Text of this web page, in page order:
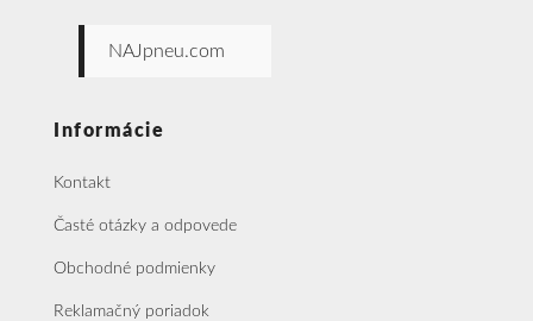
NAJpneu.com
Informácie
Kontakt
Časté otázky a odpovede
Obchodné podmienky
Reklamačný poriadok